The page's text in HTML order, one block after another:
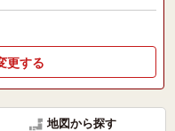
更する
地図から探す